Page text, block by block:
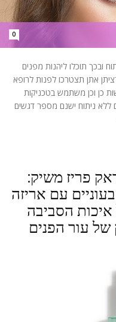
0
ובכך תוכלו ליהנות מפנים
אתן תצטרכו לפנות לרופא
כן וכן משתמש בטכניקות
ללא ניתוח ישנם מספר דגשים
פריז משיק:
עם אריזה
הסביבה
של עור הפנים